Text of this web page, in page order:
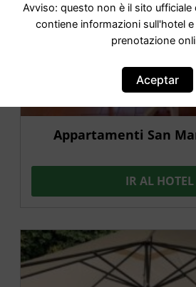
Appartamenti San
IR AL HOTEL
Avviso: questo non è il sito ufficiale
contiene informazioni sull'hotel
prenotazione
Aceptar